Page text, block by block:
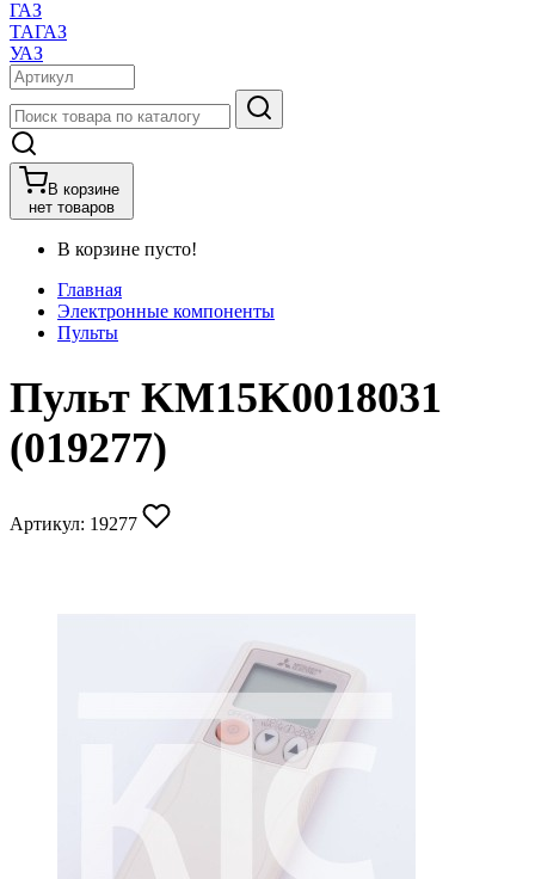
ГАЗ
ТАГАЗ
УАЗ
В корзине
нет товаров
В корзине пусто!
Главная
Электронные компоненты
Пульты
Пульт KM15K0018031
(019277)
Артикул: 19277